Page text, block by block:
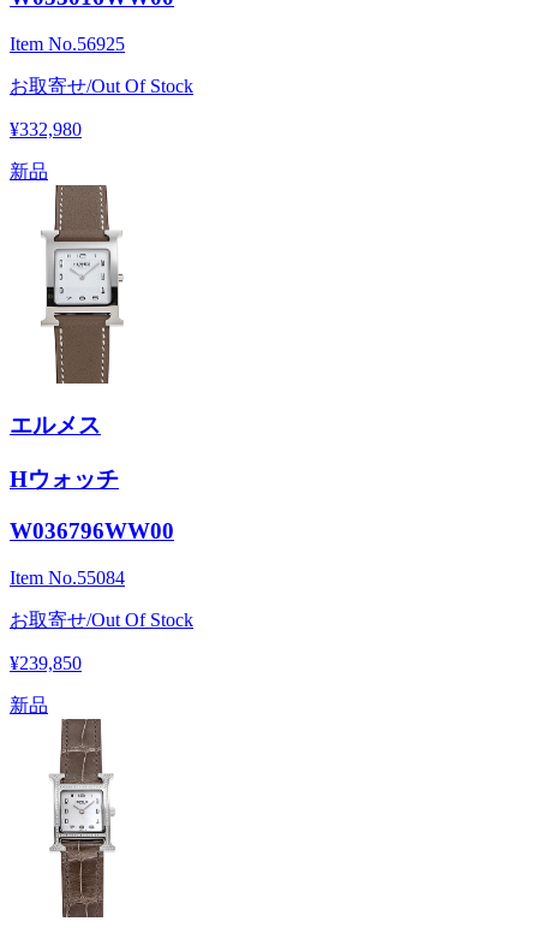
Item No.56925
お取寄せ/Out Of Stock
¥332,980
新品
エルメス
Hウォッチ
W036796WW00
Item No.55084
お取寄せ/Out Of Stock
¥239,850
新品